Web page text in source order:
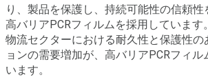
り、製品を保護し、持続可能性の信頼
高バリアPCRフィルムを採用していま
物流セクターにおける耐久性と保護性の
ョンの需要増加が、高バリアPCRフィ
います。